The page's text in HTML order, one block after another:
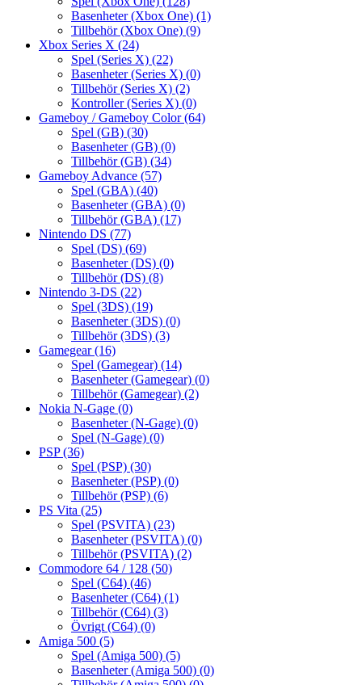
Basenheter (Xbox One) (1)
Tillbehör (Xbox One) (9)
Xbox Series X (24)
Spel (Series X) (22)
Basenheter (Series X) (0)
Tillbehör (Series X) (2)
Kontroller (Series X) (0)
Gameboy / Gameboy Color(64)
Spel (GB) (30)
Basenheter (GB) (0)
Tillbehör (GB) (34)
Gameboy Advance (57)
Spel (GBA) (40)
Basenheter (GBA) (0)
Tillbehör (GBA) (17)
Nintendo DS (77)
Spel (DS) (69)
Basenheter (DS) (0)
Tillbehör (DS) (8)
Nintendo 3-DS (22)
Spel (3DS) (19)
Basenheter (3DS) (0)
Tillbehör (3DS) (3)
Gamegear(16)
Spel (Gamegear) (14)
Basenheter (Gamegear) (0)
Tillbehör (Gamegear) (2)
Nokia N-Gage (0)
Basenheter (N-Gage) (0)
Spel (N-Gage) (0)
PSP(36)
Spel (PSP) (30)
Basenheter (PSP) (0)
Tillbehör (PSP) (6)
PS Vita (25)
Spel (PSVITA) (23)
Basenheter (PSVITA) (0)
Tillbehör (PSVITA) (2)
Commodore 64 / 128 (50)
Spel (C64) (46)
Basenheter (C64) (1)
Tillbehör (C64) (3)
Övrigt (C64) (0)
Amiga 500 (5)
Spel (Amiga 500) (5)
Basenheter (Amiga 500) (0)